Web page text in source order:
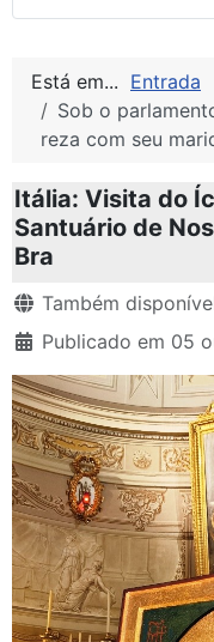
Está em... Entrada
Sob o
reza com seu
Itália: Visita do
Santuário de
Bra
Detalhes
Também
Publicado em 05